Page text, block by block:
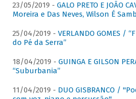
23/05/2019 - GALO PRETO E JOÃO
Moreira e Das Neves, Wilson É
25/04/2019 - VERLANDO GOMES /
do Pé da Serra”
18/04/2019 - GUINGA E GILSON
“Suburbania”
11/04/2019 - DUO GISBRANCO /